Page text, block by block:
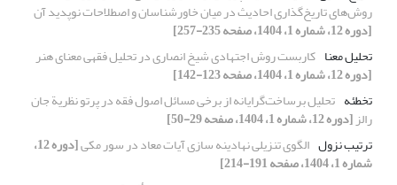
روش‌های تاریخ‌گذاری احادیث در میان خاورشناسان و اصطلاحات نوپدید آن
[دوره 12، شماره 1، 1404، صفحه 235-257]
تحلیل معنا کاربست روش اجتهادی شیخ انصاری در تحلیل فقهی معنای هنر
[دوره 12، شماره 1، 1404، صفحه 123-142]
تخطئه تحلیل برساخت‌گرایانه از برخی مسائل اصول فقه در پرتو نظریة جان
رالز[دوره 12، شماره 1، 1404، صفحه 29-50]
ترتیب نزول الگوی تنزیلی نهادینه سازی آیات معاد در سور مکی [دوره 12،
شماره 1، 1404، صفحه 191-214]